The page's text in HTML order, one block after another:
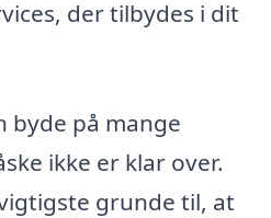
der tilbydes i dit
byde på mange
ikke er klar over.
grunde til, at